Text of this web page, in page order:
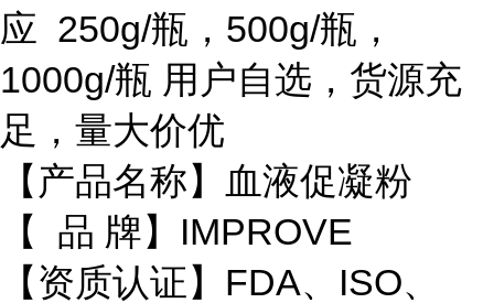
应 250g/瓶，500g/瓶，
1000g/瓶 用户自选，货源充
足，量大价优
【产品名称】血液促凝粉
【 品 牌】IMPROVE
【资质认证】FDA、ISO、